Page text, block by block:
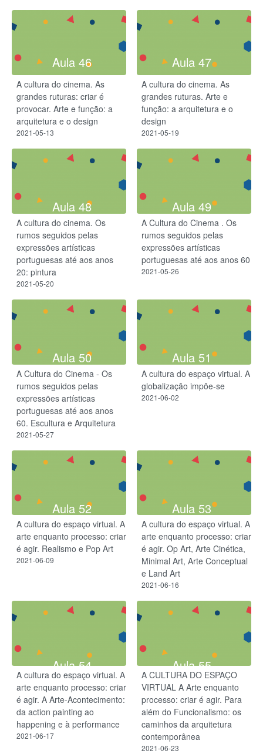
Aula 46
A cultura do cinema. As
grandes ruturas: criar é
provocar. Arte e função: a
arquitetura e o design
2021-05-13
Aula 47
A cultura do cinema. As
grandes ruturas. Arte e
função: a arquitetura e o
design
2021-05-19
Aula 48
A cultura do cinema. Os
rumos seguidos pelas
expressões artísticas
portuguesas até aos anos
20: pintura
2021-05-20
Aula 49
A Cultura do Cinema . Os
rumos seguidos pelas
expressões artísticas
portuguesas até aos anos 60
2021-05-26
Aula 50
A Cultura do Cinema - Os
rumos seguidos pelas
expressões artísticas
portuguesas até aos anos
60. Escultura e Arquitetura
2021-05-27
Aula 51
A cultura do espaço virtual. A
globalização impõe-se
2021-06-02
Aula 52
A cultura do espaço virtual. A
arte enquanto processo: criar
é agir. Realismo e Pop Art
2021-06-09
Aula 53
A cultura do espaço virtual. A
arte enquanto processo: criar
é agir. Op Art, Arte Cinética,
Minimal Art, Arte Conceptual
e Land Art
2021-06-16
Aula 54
A cultura do espaço virtual. A
arte enquanto processo: criar
é agir. A Arte-Acontecimento:
da action painting ao
happening e à performance
2021-06-17
Aula 55
A CULTURA DO ESPAÇO
VIRTUAL A Arte enquanto
processo: criar é agir. Para
além do Funcionalismo: os
caminhos da arquitetura
contemporânea
2021-06-23